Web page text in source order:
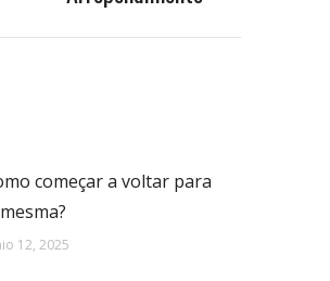
começar a voltar para
12, 2025